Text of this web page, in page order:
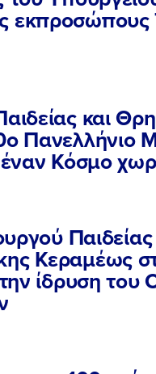
ΕΛΑ
FB IN
εκπροσώπους
και
Πανελλήνιο
Κόσμο
Παιδείας
Κεραμέως
ίδρυση του